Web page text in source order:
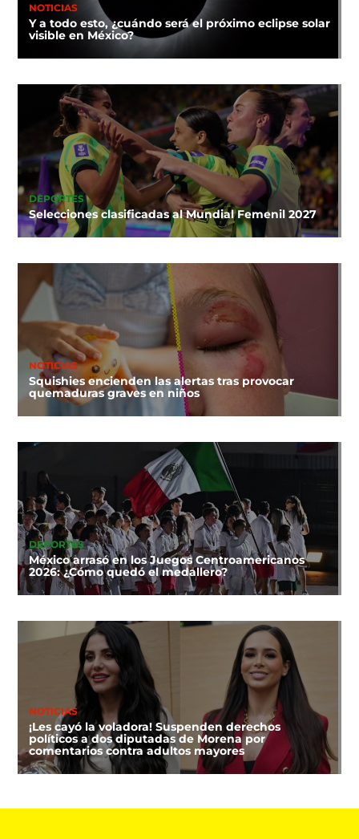
NOTICIAS
Y a todo esto, ¿cuándo será el próximo eclipse solar
visible en México?
DEPORTES
Selecciones clasificadas al Mundial Femenil 2027
NOTICIAS
Squishies encienden las alertas tras provocar
quemaduras graves en niños
DEPORTES
México arrasó en los Juegos Centroamericanos
2026: ¿Cómo quedó el medallero?
NOTICIAS
¡Les cayó la voladora! Suspenden derechos
políticos a dos diputadas de Morena por
comentarios contra adultos mayores